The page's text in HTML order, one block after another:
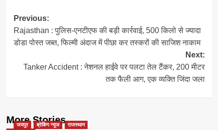
Post
navigation
Previous:
Rajasthan : पुलिस-एनटीएफ की बड़ी कार्रवाई, 500 किलो से ज्यादा
डोडा पोस्त जब्त, फिल्मी अंदाज में पीछा कर तस्करों की साजिश नाकाम
Next:
Tanker Accident : नेशनल हाईवे पर पलटा तेल टैंकर, 200 मीटर
तक फैली आग, एक व्यक्ति जिंदा जला
More Stories
जयपुर ब्रेकिंग न्यूज राजस्थान